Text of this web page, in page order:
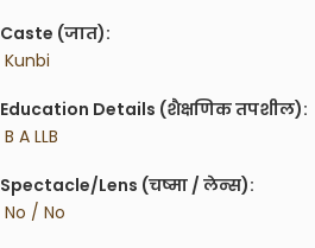
Caste (जात):
Kunbi
Education Details (शैक्षणिक तपशील):
B A LLB
Spectacle/Lens (चष्मा / लेन्स):
No / No